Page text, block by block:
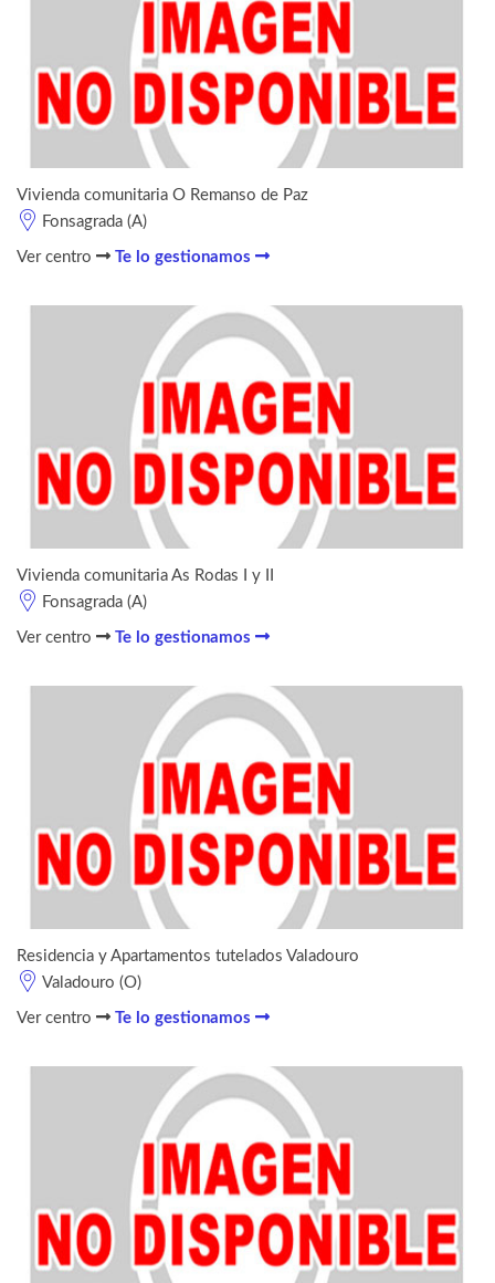
Vivienda comunitaria O Remanso de Paz
Fonsagrada (A)
Ver centro Te lo gestionamos
Vivienda comunitaria As Rodas I y II
Fonsagrada (A)
Ver centro Te lo gestionamos
Residencia y Apartamentos tutelados Valadouro
Valadouro (O)
Ver centro Te lo gestionamos